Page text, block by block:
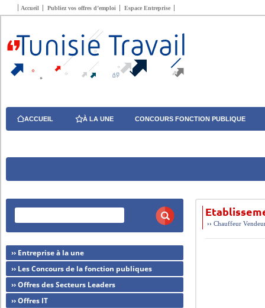
Accueil Publiez vos offres d’emploi Espace Entreprise
ACCUEIL À LA UNE CONCOURS FONCTION PUBLIQUE
››Chauffeur
›› Entreprise à la une
›› Les Concours de la fonction publiques
›› Offres des Secteurs Leaders
›› Offres IT